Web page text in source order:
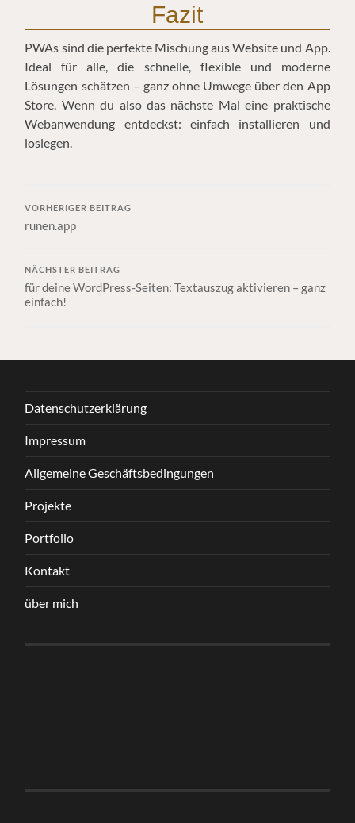
Fazit
PWAs sind die perfekte Mischung aus Website und App.
Ideal für alle, die schnelle, flexible und moderne
Lösungen schätzen – ganz ohne Umwege über den App
Store. Wenn du also das nächste Mal eine praktische
Webanwendung entdeckst: einfach installieren und
loslegen.
VORHERIGER BEITRAG
runen.app
NÄCHSTER BEITRAG
für deine WordPress-Seiten: Textauszug aktivieren – ganz
einfach!
Datenschutzerklärung
Impressum
Allgemeine Geschäftsbedingungen
Projekte
Portfolio
Kontakt
über mich